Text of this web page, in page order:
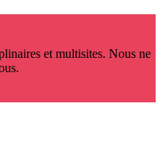
et multisites. Nous ne